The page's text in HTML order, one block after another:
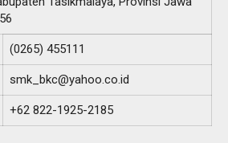
(0265) 455111
smk_bkc@yahoo.co.id
+62 822-1925-2185